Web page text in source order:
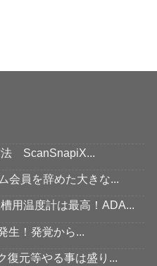
法 ScanSnapiX...
会員を辞めた大きな...
用温度計は最高！ADA...
生！発覚から...
復元等やる事は盛り...